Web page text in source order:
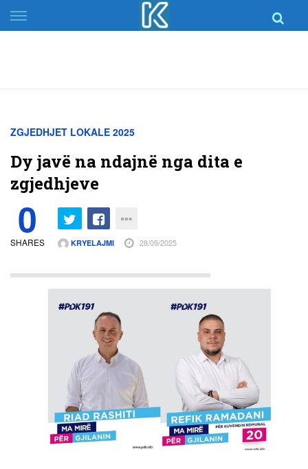
Skip
to
ZGJEDHJET LOKALE 2025
Dy javë na ndajnë nga dita e
zgjedhjeve
0
SHARES KRYELAJMI 28/09/2025